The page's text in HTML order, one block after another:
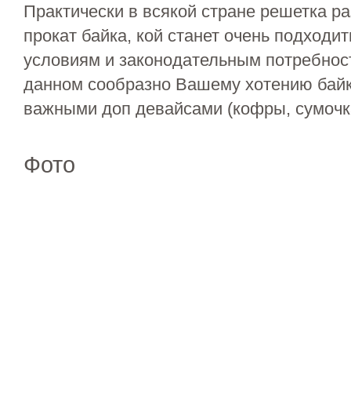
Практически в всякой стране решетка
прокат байка, кой станет очень
условиям и законодательным
данном сообразно Вашему хотению
важными доп девайсами (кофры,
Фото